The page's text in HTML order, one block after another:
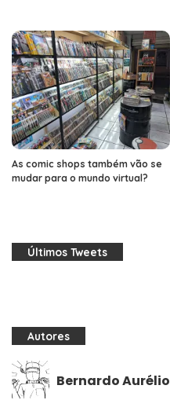
As comic shops também vão se
mudar para o mundo virtual?
Últimos Tweets
Autores
Bernardo Aurélio